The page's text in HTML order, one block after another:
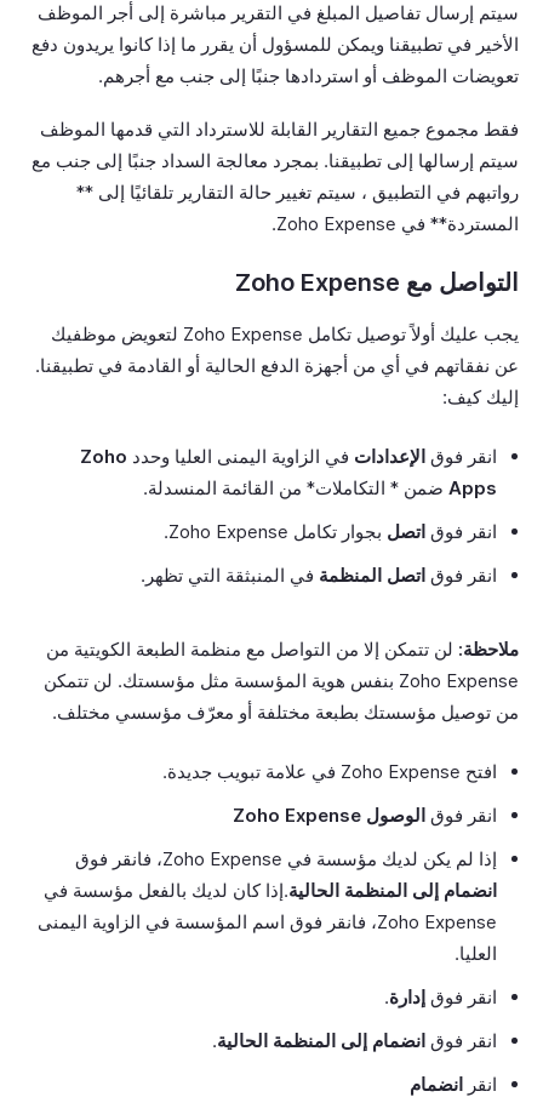
سيتم إرسال تفاصيل المبلغ في التقرير مباشرة إلى أجر الموظف
الأخير في تطبيقنا ويمكن للمسؤول أن يقرر ما إذا كانوا يريدون دفع
تعويضات الموظف أو استردادها جنبًا إلى جنب مع أجرهم.
فقط مجموع جميع التقارير القابلة للاسترداد التي قدمها الموظف
سيتم إرسالها إلى تطبيقنا. بمجرد معالجة السداد جنبًا إلى جنب مع
رواتبهم في التطبيق ، سيتم تغيير حالة التقارير تلقائيًا إلى **
المستردة** في Zoho Expense.
التواصل مع Zoho Expense
يجب عليك أولاً توصيل تكامل Zoho Expense لتعويض موظفيك
عن نفقاتهم في أي من أجهزة الدفع الحالية أو القادمة في تطبيقنا.
إليك كيف:
انقر فوق الإعدادات في الزاوية اليمنى العليا وحدد Zoho
Apps ضمن * التكاملات* من القائمة المنسدلة.
انقر فوق اتصل بجوار تكامل Zoho Expense.
انقر فوق اتصل المنظمة في المنبثقة التي تظهر.
ملاحظة: لن تتمكن إلا من التواصل مع منظمة الطبعة الكويتية من
Zoho Expense بنفس هوية المؤسسة مثل مؤسستك. لن تتمكن
من توصيل مؤسستك بطبعة مختلفة أو معرّف مؤسسي مختلف.
افتح Zoho Expense في علامة تبويب جديدة.
انقر فوق الوصول Zoho Expense
إذا لم يكن لديك مؤسسة في Zoho Expense، فانقر فوق
انضمام إلى المنظمة الحالية.إذا كان لديك بالفعل مؤسسة في
Zoho Expense، فانقر فوق اسم المؤسسة في الزاوية اليمنى
العليا.
انقر فوق إدارة.
انقر فوق انضمام إلى المنظمة الحالية.
انقر انضمام